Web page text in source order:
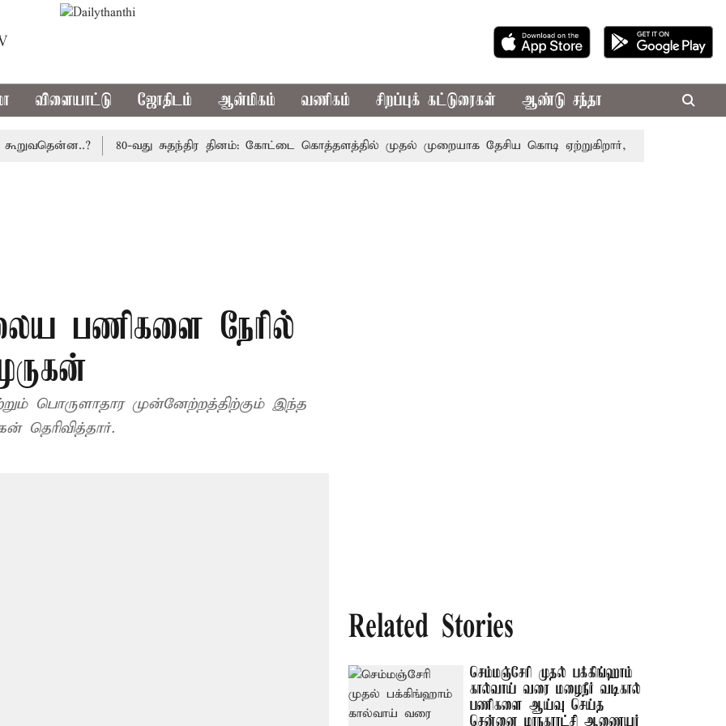
விளையாட்டு ஜோதிடம் ஆன்மிகம் வணிகம் சிறப்புக் கட்டுரைகள் ஆண்டு சந்தா
80-வது சுதந்திர தினம்: கோட்டை கொத்தளத்தில் முதல் முறையாக தேசிய கொடி ஏற்றுகிறார், முதல்-அமைச்சர்
பணிகளை நேரில்
பொருளாதார முன்னேற்றத்திற்கும் இந்த
தெரிவித்தார்.
Related Stories
செம்மஞ்சேரி முதல் பக்கிங்ஹாம்
கால்வாய் வரை மழைநீர் வடிகால்
பணிகளை ஆய்வு செய்த
சென்னை மாநகராட்சி ஆணையர்